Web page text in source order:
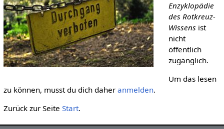
Enzyklopädie
des Rotkreuz-
Wissens ist
nicht
öffentlich
zugänglich.
Um das lesen
zu können, musst du dich daher anmelden.
Zurück zur Seite Start.